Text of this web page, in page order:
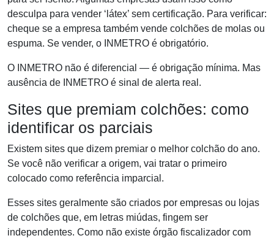
desculpa para vender ‘látex’ sem certificação. Para verificar:
cheque se a empresa também vende colchões de molas ou
espuma. Se vender, o INMETRO é obrigatório.
O INMETRO não é diferencial — é obrigação mínima. Mas
ausência de INMETRO é sinal de alerta real.
Sites que premiam colchões: como
identificar os parciais
Existem sites que dizem premiar o melhor colchão do ano.
Se você não verificar a origem, vai tratar o primeiro
colocado como referência imparcial.
Esses sites geralmente são criados por empresas ou lojas
de colchões que, em letras miúdas, fingem ser
independentes. Como não existe órgão fiscalizador com